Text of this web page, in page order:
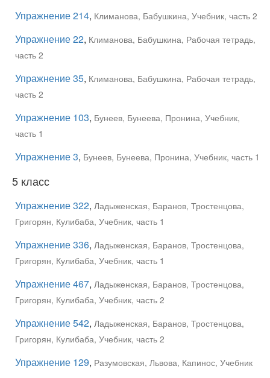
Упражнение 214, Климанова, Бабушкина, Учебник, часть 2
Упражнение 22, Климанова, Бабушкина, Рабочая тетрадь,
часть 2
Упражнение 35, Климанова, Бабушкина, Рабочая тетрадь,
часть 2
Упражнение 103, Бунеев, Бунеева, Пронина, Учебник,
часть 1
Упражнение 3, Бунеев, Бунеева, Пронина, Учебник, часть 1
5 класс
Упражнение 322, Ладыженская, Баранов, Тростенцова,
Григорян, Кулибаба, Учебник, часть 1
Упражнение 336, Ладыженская, Баранов, Тростенцова,
Григорян, Кулибаба, Учебник, часть 1
Упражнение 467, Ладыженская, Баранов, Тростенцова,
Григорян, Кулибаба, Учебник, часть 2
Упражнение 542, Ладыженская, Баранов, Тростенцова,
Григорян, Кулибаба, Учебник, часть 2
Упражнение 129, Разумовская, Львова, Капинос, Учебник